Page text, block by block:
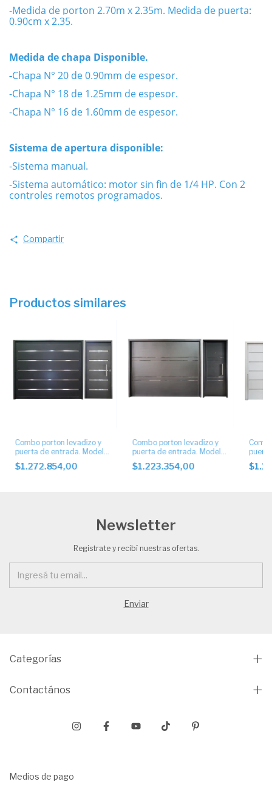
-Medida de porton 2.70m x 2.35m. Medida de puerta:
0.90cm x 2.35.
Medida de chapa Disponible.
-Chapa N° 20 de 0.90mm de espesor.
-Chapa N° 18 de 1.25mm de espesor.
-Chapa N° 16 de 1.60mm de espesor.
Sistema de apertura disponible:
-Sistema manual.
-Sistema automático: motor sin fin de 1/4 HP. Con 2
controles remotos programados.
Compartir
Productos similares
Combo porton levadizo y
puerta de entrada. Modelo
ciego con apliques
$1.272.854,00
Combo porton levadizo y
puerta de entrada. Modelo
ciego con apliques 4 buñas
2cm.
$1.223.354,00
ciego.
Newsletter
Registrate y recibí nuestras ofertas.
Categorías
Contactános
Medios de pago